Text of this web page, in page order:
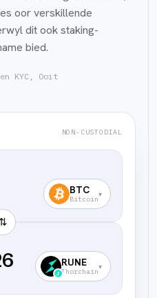
oor verskillende
dit ook staking-
bied.
KYC, Ooit
NON-CUSTODIAL
BTC
Bitcoin
▾
⇅
RUNE
Thorchain
▾